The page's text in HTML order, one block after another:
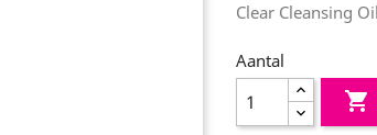
Clear Cleansing
Aantal
